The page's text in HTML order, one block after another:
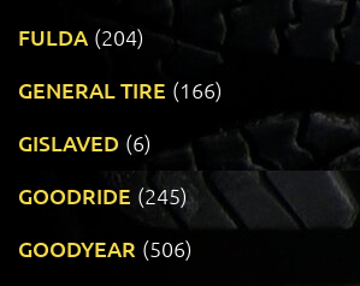
FULDA (204)
GENERAL TIRE (166)
GISLAVED (6)
GOODRIDE (245)
GOODYEAR (506)